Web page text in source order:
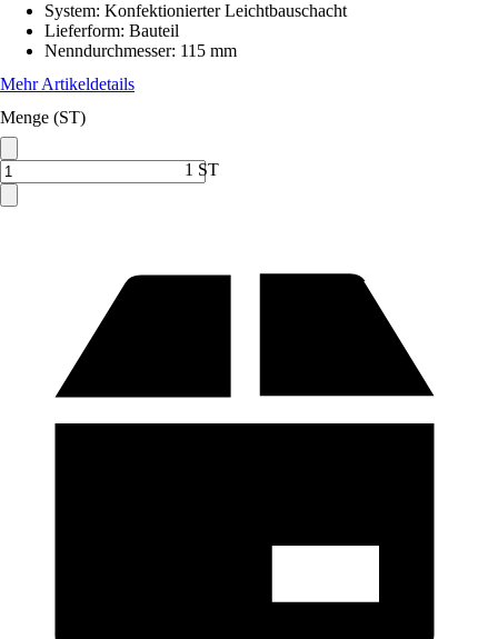
System: Konfektionierter Leichtbauschacht
Lieferform: Bauteil
Nenndurchmesser: 115 mm
Mehr Artikeldetails
Menge (ST)
1 ST